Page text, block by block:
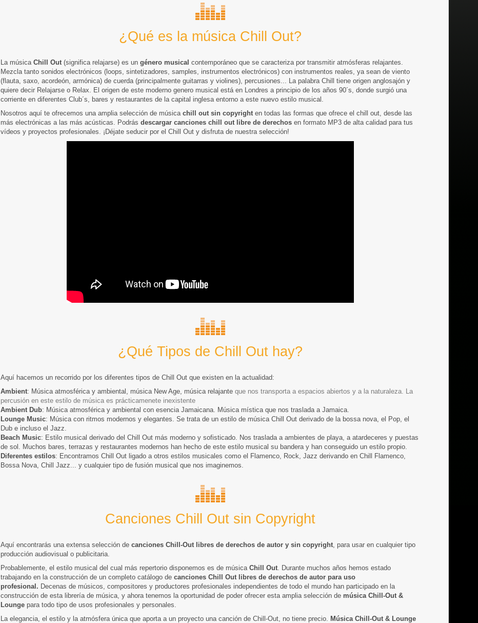
¿Qué es la música Chill Out?
La música Chill Out (significa relajarse) es un género musical contemporáneo que se caracteriza por transmitir atmósferas relajantes.
Mezcla tanto sonidos electrónicos (loops, sintetizadores, samples, instrumentos electrónicos) con instrumentos reales, ya sean de viento
(flauta, saxo, acordeón, armónica) de cuerda (principalmente guitarras y violines), percusiones... La palabra Chill
tiene origen anglosajón y
quiere decir Relajarse o Relax . El origen de este moderno genero musical está en Londres a principio de los años 90´s, donde surgió una
corriente en diferentes Club´s, bares y restaurantes de la capital inglesa entorno a este nuevo estilo musical.
Nosotros aquí te ofrecemos una amplia selección de música chill out sin copyright en todas las formas que ofrece el chill out, desde las
más electrónicas a las más acústicas. Podrás descargar canciones chill out libre de derechos en formato MP3 de alta calidad para tus
vídeos y proyectos profesionales. ¡Déjate seducir por el Chill Out y disfruta de nuestra selección!
¿Qué Tipos de Chill Out hay?
Aquí hacemos un recorrido por los diferentes tipos de Chill Out que existen en la actualidad:
Ambient: Música atmosférica y ambiental, música New Age, música relajante que nos transporta a espacios abiertos y a la naturaleza. La
percusión en este estilo de música es prácticamenete inexistente
Ambient Dub: Música atmosférica y ambiental con esencia Jamaicana. Música mística que nos traslada a Jamaica.
Lounge Music: Música con ritmos modernos y elegantes. Se trata de un estilo de música Chill Out derivado de la bossa nova, el Pop, el
Dub e incluso el Jazz.
Beach Music: Estilo musical derivado del Chill Out más moderno y sofisticado. Nos traslada a ambientes de playa, a atardeceres y puestas
de sol. Muchos bares, terrazas y restaurantes modernos han hecho de este estilo musical su bandera y han conseguido un estilo propio.
Diferentes estilos: Encontramos Chill Out ligado a otros estilos musicales como el Flamenco, Rock, Jazz derivando en Chill Flamenco,
Bossa Nova, Chill Jazz... y cualquier tipo de fusión musical que nos imaginemos.
Canciones Chill Out sin Copyright
Aquí encontrarás una extensa selección de canciones Chill-Out libres de derechos de autor y sin copyright , para usar en cualquier tipo
producción audiovisual o publicitaria.
Probablemente, el estilo musical del cual más repertorio disponemos es de música Chill Out . Durante muchos años hemos estado
trabajando en la construcción de un completo catálogo de canciones Chill Out libres de derechos de autor para uso
profesional. Decenas de músicos, compositores y productores profesionales independientes de todo el mundo han participado en la
construcción de esta librería de música, y ahora tenemos la oportunidad de poder ofrecer esta amplia selección de música Chill-Out &
Lounge para todo tipo de usos profesionales y personales.
La elegancia, el estilo y la atmósfera única que aporta a un proyecto una canción de Chill-Out, no tiene precio.
Música Chill-Out & Lounge